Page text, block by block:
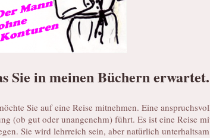
Sie in meinen Büchern erwartet.
Sie auf eine Reise mitnehmen. Eine
(ob gut oder unangenehm) führt. Es ist eine Reise
Sie wird lehrreich sein, aber natürlich